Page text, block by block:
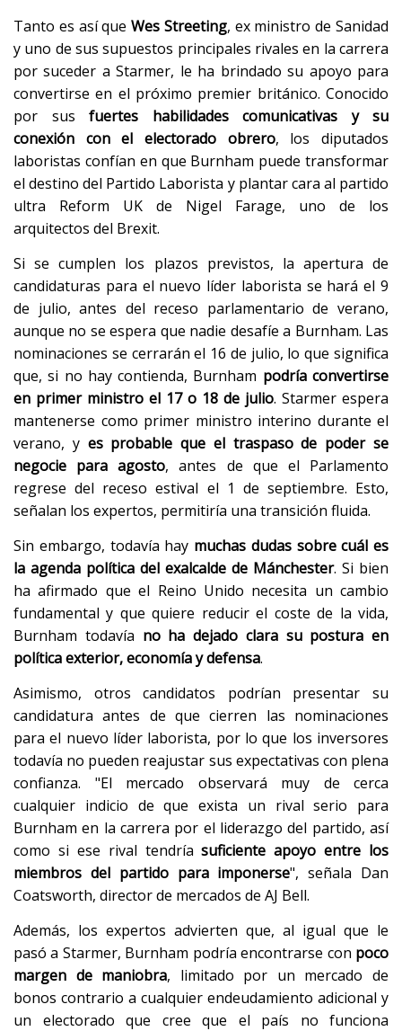
Tanto es así queWes Streeting, ex ministro de Sanidad
y uno de sus supuestos principales rivales en la carrera
por suceder a Starmer, le ha brindado su apoyo para
convertirse en el próximo premier británico. Conocido
por sus fuertes habilidades comunicativas y su
conexión con el electorado obrero, los diputados
laboristas confían en que Burnham puede transformar
el destino del Partido Laborista y plantar cara al partido
ultra Reform UK de Nigel Farage, uno de los
arquitectos del Brexit.
Si se cumplen los plazos previstos, la apertura de
candidaturas para el nuevo líder laborista se hará el 9
de julio, antes del receso parlamentario de verano,
aunque no se espera que nadie desafíe a Burnham. Las
nominaciones se cerrarán el 16 de julio, lo que significa
que, si no hay contienda, Burnham podría convertirse
en primer ministro el 17 o 18 de julio. Starmer espera
mantenerse como primer ministro interino durante el
verano, y es probable que el traspaso de poder se
negocie para agosto, antes de que el Parlamento
regrese del receso estival el 1 de septiembre. Esto,
señalan los expertos, permitiría una transición fluida.
Sin embargo, todavía hay muchas dudas sobre cuál es
la agenda política del exalcalde de Mánchester. Si bien
ha afirmado que el Reino Unido necesita un cambio
fundamental y que quiere reducir el coste de la vida,
Burnham todavía no ha dejado clara su postura en
política exterior, economía y defensa.
Asimismo, otros candidatos podrían presentar su
candidatura antes de que cierren las nominaciones
para el nuevo líder laborista, por lo que los inversores
todavía no pueden reajustar sus expectativas con plena
confianza. "El mercado observará muy de cerca
cualquier indicio de que exista un rival serio para
Burnham en la carrera por el liderazgo del partido, así
como si ese rival tendríasuficiente apoyo entre los
miembros del partido para imponerse", señala Dan
Coatsworth, director de mercados de AJ Bell.
Además, los expertos advierten que, al igual que le
pasó a Starmer, Burnham podría encontrarse con poco
margen de maniobra, limitado por un mercado de
bonos contrario a cualquier endeudamiento adicional y
un electorado que cree que el país no funciona